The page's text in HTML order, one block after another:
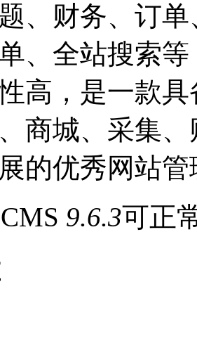
、财务、订
、全站搜索
高，是一款
商城、采集
的优秀网站
9.6.3可正